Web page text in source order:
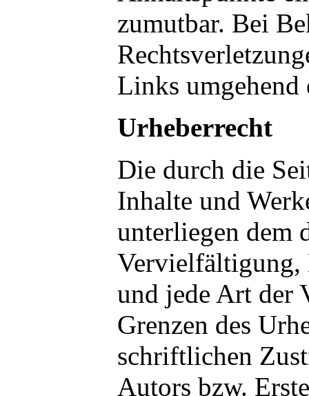
zumutbar. Bei
Links umgehend
Urheberrecht
Die durch die
Inhalte und
unterliegen dem
Vervielfältigung,
und jede Art der
Grenzen des
schriftlichen
Autors bzw.